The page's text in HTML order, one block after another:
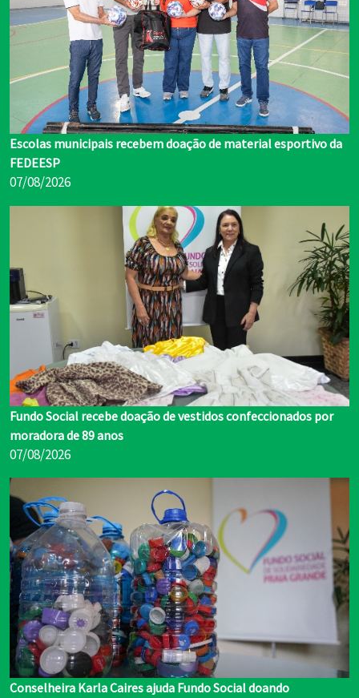
Escolas municipais recebem doação de material esportivo da
FEDEESP
07/08/2026
Fundo Social recebe doação de vestidos confeccionados por
moradora de 89 anos
07/08/2026
Conselheira Karla Caires ajuda Fundo Social doando